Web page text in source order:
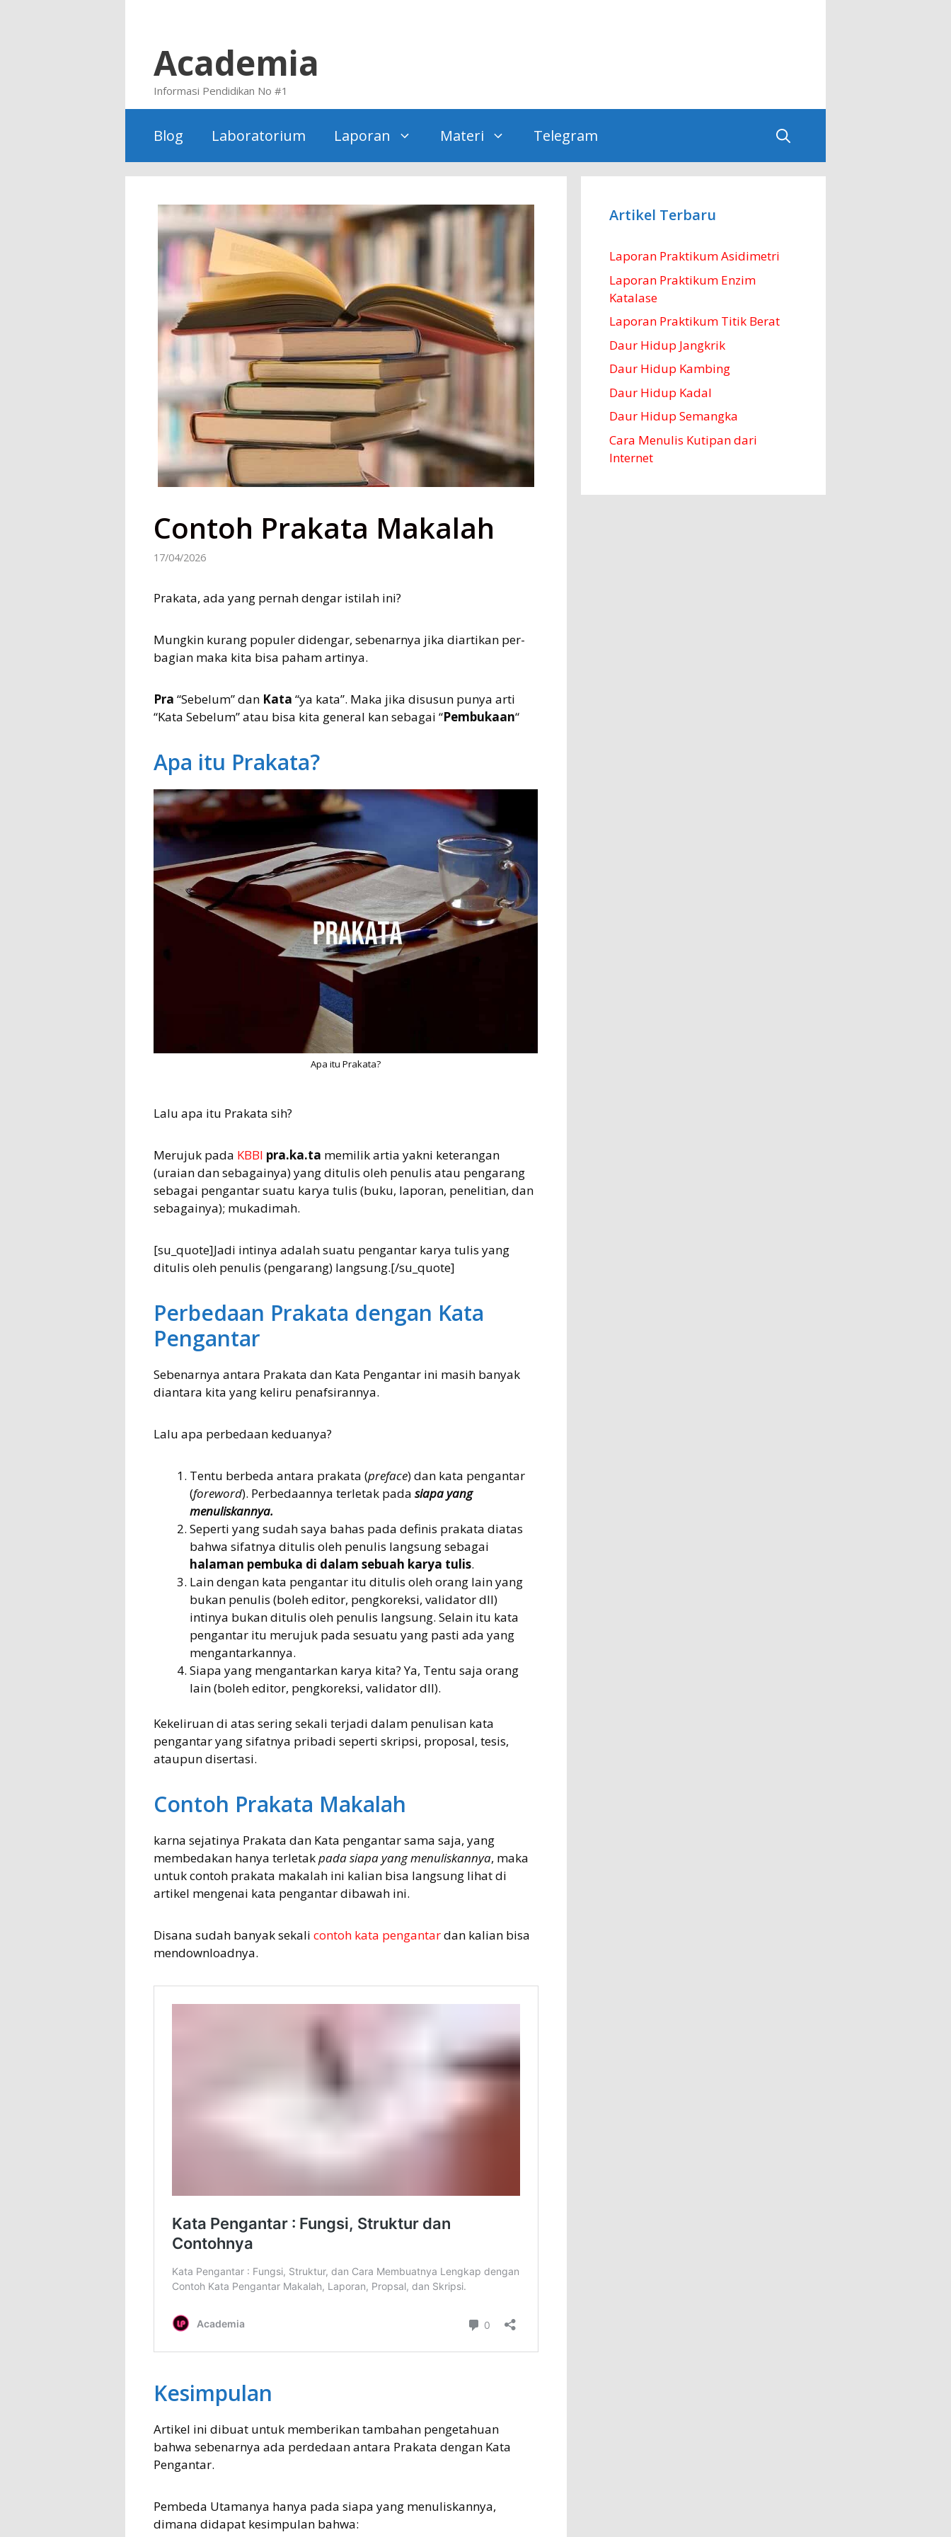
Academia
Informasi Pendidikan No #1
Blog Laboratorium Laporan Materi Telegram
Contoh Prakata Makalah
17/04/2026
Prakata, ada yang pernah dengar istilah ini?
Mungkin kurang populer didengar, sebenarnya jika diartikan per-
bagian maka kita bisa paham artinya.
Pra “Sebelum” dan Kata “ya kata”. Maka jika disusun punya arti
“Kata Sebelum” atau bisa kita general kan sebagai “Pembukaan“
Apa itu Prakata?
Apa itu Prakata?
Lalu apa itu Prakata sih?
Merujuk pada KBBI pra.ka.ta memilik artia yakni keterangan
(uraian dan sebagainya) yang ditulis oleh penulis atau pengarang
sebagai pengantar suatu karya tulis (buku, laporan, penelitian, dan
sebagainya); mukadimah.
[su_quote]Jadi intinya adalah suatu pengantar karya tulis yang
ditulis oleh penulis (pengarang) langsung.[/su_quote]
Perbedaan Prakata dengan Kata
Pengantar
Sebenarnya antara Prakata dan Kata Pengantar ini masih banyak
diantara kita yang keliru penafsirannya.
Lalu apa perbedaan keduanya?
Tentu berbeda antara prakata (preface) dan kata pengantar
(foreword). Perbedaannya terletak pada siapa yang
menuliskannya.
Seperti yang sudah saya bahas pada definis prakata diatas
bahwa sifatnya ditulis oleh penulis langsung sebagai
halaman pembuka di dalam sebuah karya tulis.
Lain dengan kata pengantar itu ditulis oleh orang lain yang
bukan penulis (boleh editor, pengkoreksi, validator dll)
intinya bukan ditulis oleh penulis langsung. Selain itu kata
pengantar itu merujuk pada sesuatu yang pasti ada yang
mengantarkannya.
Siapa yang mengantarkan karya kita? Ya, Tentu saja orang
lain (boleh editor, pengkoreksi, validator dll).
Kekeliruan di atas sering sekali terjadi dalam penulisan kata
pengantar yang sifatnya pribadi seperti skripsi, proposal, tesis,
ataupun disertasi.
Contoh Prakata Makalah
karna sejatinya Prakata dan Kata pengantar sama saja, yang
membedakan hanya terletakpada siapa yang menuliskannya, maka
untuk contoh prakata makalah ini kalian bisa langsung lihat di
artikel mengenai kata pengantar dibawah ini.
Disana sudah banyak sekali contoh kata pengantardan kalian bisa
mendownloadnya.
Kesimpulan
Artikel ini dibuat untuk memberikan tambahan pengetahuan
bahwa sebenarnya ada perdedaan antara Prakata dengan Kata
Pengantar.
Pembeda Utamanya hanya pada siapa yang menuliskannya,
dimana didapat kesimpulan bahwa:
Artikel Terbaru
Laporan Praktikum Asidimetri
Laporan Praktikum Enzim
Katalase
Laporan Praktikum Titik Berat
Daur Hidup Jangkrik
Daur Hidup Kambing
Daur Hidup Kadal
Daur Hidup Semangka
Cara Menulis Kutipan dari
Internet